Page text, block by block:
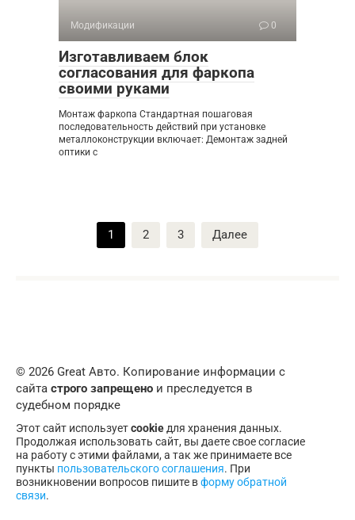
Модификации 0
Изготавливаем блок
согласования для фаркопа
своими руками
Монтаж фаркопа Стандартная пошаговая
последовательность действий при установке
металлоконструкции включает: Демонтаж задней
оптики с
1 2 3 Далее
© 2026 Great Авто. Копирование информации с
сайта строго запрещено и преследуется в
судебном порядке
Этот сайт используетcookie для хранения данных.
Продолжая использовать сайт, вы даете свое согласие
на работу с этими файлами, а так же принимаете все
пункты пользовательского соглашения. При
возникновении вопросов пишите вформу обратной
связи.